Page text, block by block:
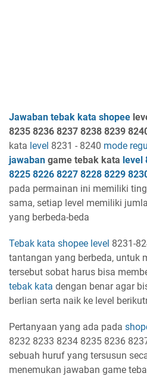
Jawaban tebak kata shopee
8235 8236 8237 8238 8239
kata level 8231 - 8240 mode
jawaban game tebak kata level
8225 8226 8227 8228 8229
pada permainan ini memiliki
sama, setiap level memiliki
yang berbeda-beda
Tebak kata shopee level 8231-
tantangan yang berbeda, untuk
tersebut sobat harus bisa
tebak kata dengan benar agar
berlian serta naik ke level
Pertanyaan yang ada pada
8232 8233 8234 8235 8236
sebuah huruf yang tersusun
menemukan jawaban game